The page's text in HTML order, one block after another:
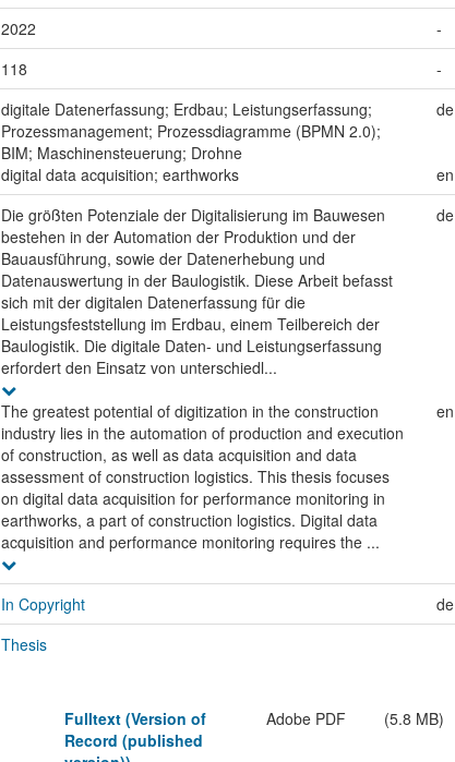
2022
-
118
-
digitale Datenerfassung; Erdbau; Leistungserfassung;
Prozessmanagement; Prozessdiagramme (BPMN 2.0);
BIM; Maschinensteuerung; Drohne
de
digital data acquisition; earthworks
en
Die größten Potenziale der Digitalisierung im Bauwesen
bestehen in der Automation der Produktion und der
Bauausführung, sowie der Datenerhebung und
Datenauswertung in der Baulogistik. Diese Arbeit befasst
sich mit der digitalen Datenerfassung für die
Leistungsfeststellung im Erdbau, einem Teilbereich der
Baulogistik. Die digitale Daten- und Leistungserfassung
erfordert den Einsatz von unterschiedl...
de
The greatest potential of digitization in the construction
industry lies in the automation of production and execution
of construction, as well as data acquisition and data
assessment of construction logistics. This thesis focuses
on digital data acquisition for performance monitoring in
earthworks, a part of construction logistics. Digital data
acquisition and performance monitoring requires the ...
en
In Copyright
de
Thesis
Fulltext (Version of
Record (published
Adobe PDF (5.8 MB)